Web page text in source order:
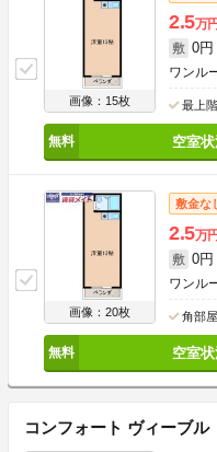
画像：15枚
2.5万
敷 0円
ワンル
最上階
空室
画像：20枚
敷金な
2.5万
敷 0円
ワンル
角部屋
空室
コンフォート ヴィーブル